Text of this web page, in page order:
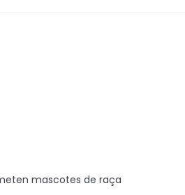
mascotes de raça